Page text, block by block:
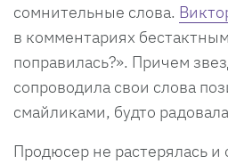
сомнительные слова.
в комментариях
поправилась?». Причем
сопроводила свои слова
смайликами, будто
Продюсер не растерялась и